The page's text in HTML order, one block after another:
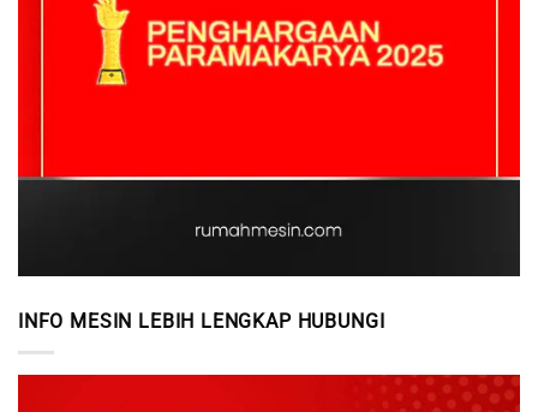
INFO MESIN LEBIH LENGKAP HUBUNGI